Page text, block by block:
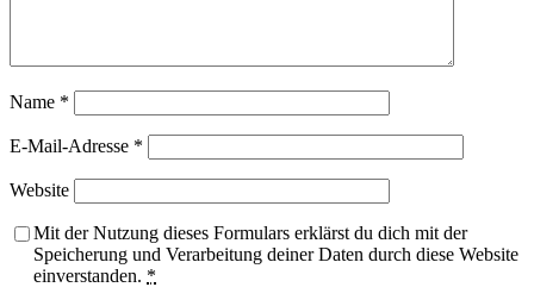
Name *
E-Mail-Adresse *
Website
Mit der Nutzung dieses Formulars erklärst du dich mit der
Speicherung und Verarbeitung deiner Daten durch diese Website
einverstanden. *